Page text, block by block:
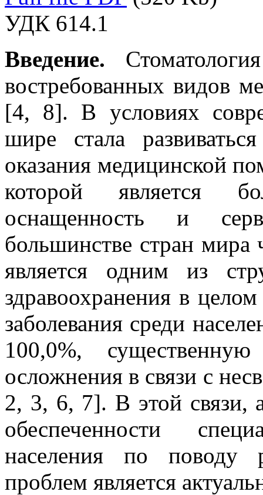
УДК 614.1
Введение.
востребованных видов
[4, 8]. В условиях
шире стала развиваться
оказания медицинской
которой является
оснащенность и
большинстве стран мира
является одним из
здравоохранения в
заболевания среди
100,0%,
осложнения в связи с
2, 3, 6, 7]. В этой связи,
обеспеченности
населения по поводу
проблем является